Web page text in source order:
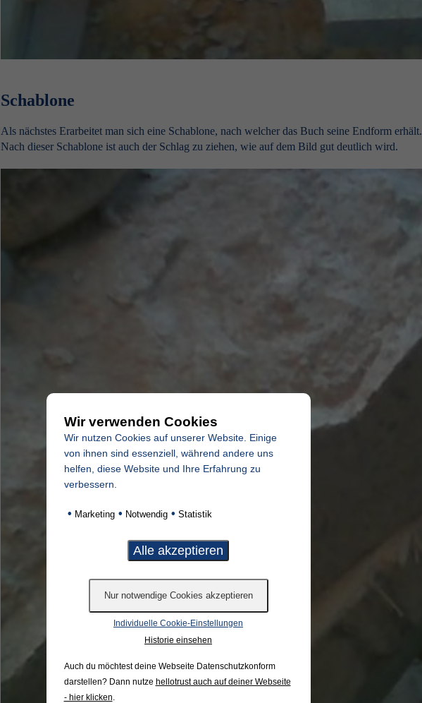
Schablone
Als nächstes Erarbeitet man sich eine Schablone, nach welcher das Buch seine Endform erhält.
Nach dieser Schablone ist auch der Schlag zu ziehen, wie auf dem Bild gut deutlich wird.
Wir verwenden Cookies
Wir nutzen Cookies auf unserer Website. Einige
von ihnen sind essenziell, während andere uns
helfen, diese Website und Ihre Erfahrung zu
verbessern.
• Marketing • Notwendig • Statistik
Individuelle Cookie-Einstellungen
Historie einsehen
Auch du möchtest deine Webseite Datenschutzkonform
darstellen? Dann nutze hellotrust auch auf deiner Webseite
- hier klicken